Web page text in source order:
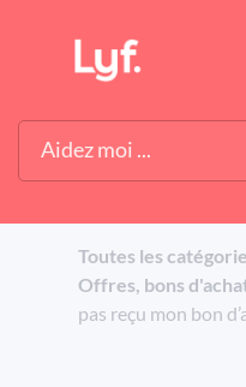
Toutes les
Offres, bons
pas reçu mon bon